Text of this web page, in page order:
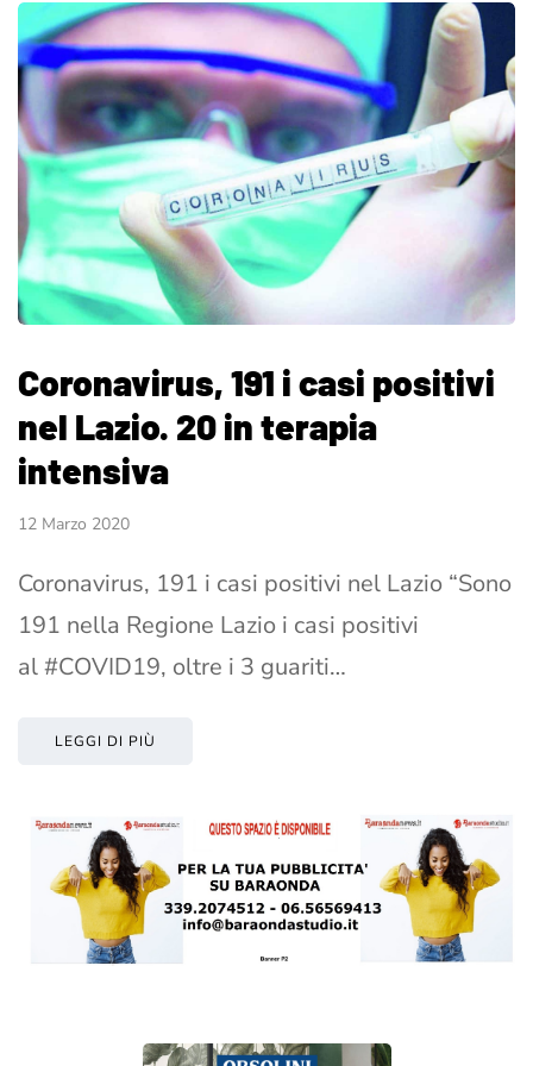
Coronavirus, 191 i casi positivi
nel Lazio. 20 in terapia
intensiva
12 Marzo 2020
Coronavirus, 191 i casi positivi nel Lazio “Sono
191 nella Regione Lazio i casi positivi
al #COVID19, oltre i 3 guariti…
LEGGI DI PIÙ